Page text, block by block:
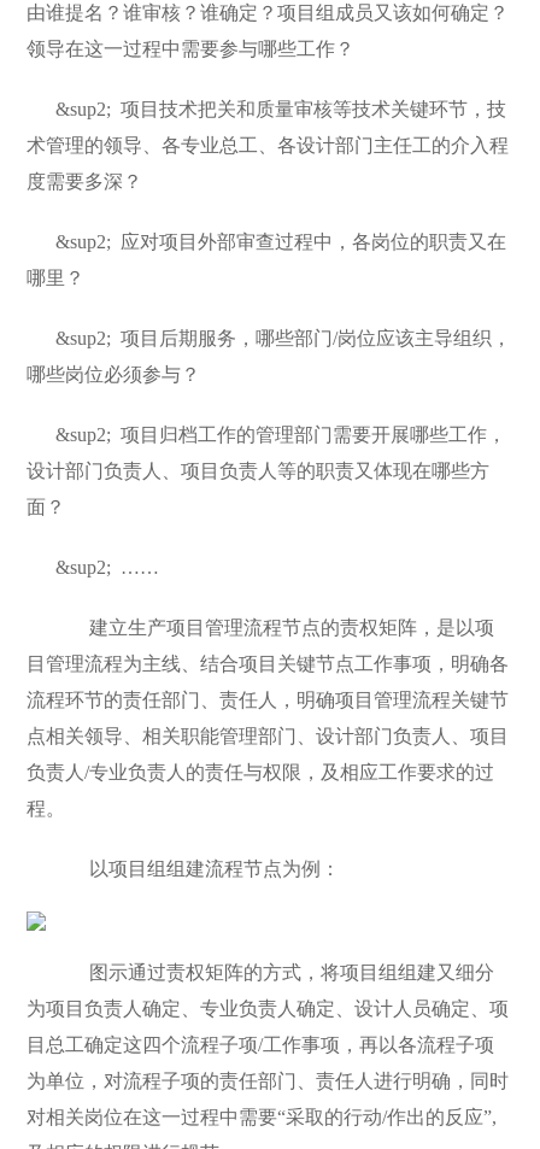
由谁提名？谁审核？谁确定？项目组成员又该如何确定？
领导在这一过程中需要参与哪些工作？
&sup2;项目技术把关和质量审核等技术关键环节，技
术管理的领导、各专业总工、各设计部门主任工的介入程
度需要多深？
&sup2; 应对项目外部审查过程中，各岗位的职责又在
哪里？
&sup2;项目后期服务，哪些部门/岗位应该主导组织，
哪些岗位必须参与？
&sup2;项目归档工作的管理部门需要开展哪些工作，
设计部门负责人、项目负责人等的职责又体现在哪些方
面？
&sup2; ……
建立生产项目管理流程节点的责权矩阵，是以项
目管理流程为主线、结合项目关键节点工作事项，明确各
流程环节的责任部门、责任人，明确项目管理流程关键节
点相关领导、相关职能管理部门、设计部门负责人、项目
负责人/专业负责人的责任与权限，及相应工作要求的过
程。
以项目组组建流程节点为例：
图示通过责权矩阵的方式，将项目组组建又细分
为项目负责人确定、专业负责人确定、设计人员确定、项
目总工确定这四个流程子项/工作事项，再以各流程子项
为单位，对流程子项的责任部门、责任人进行明确，同时
对相关岗位在这一过程中需要“采取的行动/作出的反应”,